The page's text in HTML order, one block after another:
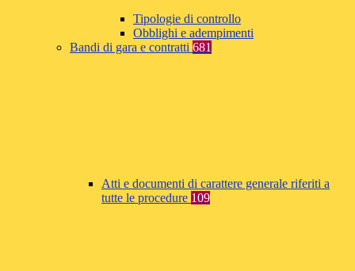
Tipologie di controllo
Obblighi e adempimenti
Bandi di gara e contratti 681
Atti e documenti di carattere generale riferiti a
tutte le procedure 109